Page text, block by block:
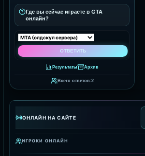
Где вы сейчас играете в GTA
онлайн?
Результаты Архив
Всего ответов:2
ОНЛАЙН НА САЙТЕ
ИГРОКИ ОНЛАЙН